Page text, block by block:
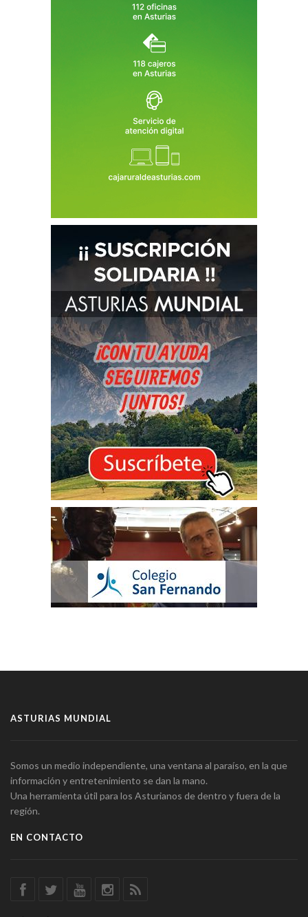
ASTURIAS MUNDIAL
Somos un medio independiente, una ventana al paraíso, en la que
información y entretenimiento se dan la mano.
Una herramienta útil para los Asturianos de dentro y fuera de la
región.
EN CONTACTO